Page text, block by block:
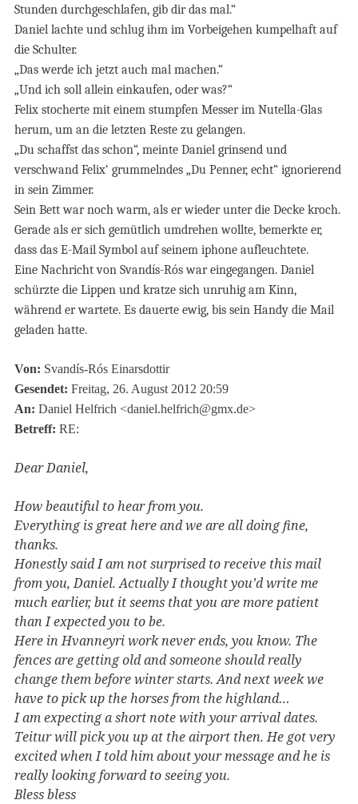
Stunden durchgeschlafen, gib dir das mal.“
Daniel lachte und schlug ihm im Vorbeigehen kumpelhaft auf
die Schulter.
„Das werde ich jetzt auch mal machen.“
„Und ich soll allein einkaufen, oder was?“
Felix stocherte mit einem stumpfen Messer im Nutella-Glas
herum, um an die letzten Reste zu gelangen.
„Du schaffst das schon“, meinte Daniel grinsend und
verschwand Felix‘ grummelndes „Du Penner, echt“ ignorierend
in sein Zimmer.
Sein Bett war noch warm, als er wieder unter die Decke kroch.
Gerade als er sich gemütlich umdrehen wollte, bemerkte er,
dass das E-Mail Symbol auf seinem iphone aufleuchtete.
Eine Nachricht von Svandís-Rós war eingegangen. Daniel
schürzte die Lippen und kratze sich unruhig am Kinn,
während er wartete. Es dauerte ewig, bis sein Handy die Mail
geladen hatte.
Von: Svandís-Rós Einarsdottir
Gesendet: Freitag, 26. August 2012 20:59
An: Daniel Helfrich <daniel.helfrich@gmx.de>
Betreff: RE:
Dear Daniel,
How beautiful to hear from you.
Everything is great here and we are all doing fine,
thanks.
Honestly said I am not surprised to receive this mail
from you, Daniel. Actually I thought you’d write me
much earlier, but it seems that you are more patient
than I expected you to be.
Here in Hvanneyri work never ends, you know. The
fences are getting old and someone should really
change them before winter starts. And next week we
have to pick up the horses from the highland…
I am expecting a short note with your arrival dates.
Teitur will pick you up at the airport then. He got very
excited when I told him about your message and he is
really looking forward to seeing you.
Bless bless